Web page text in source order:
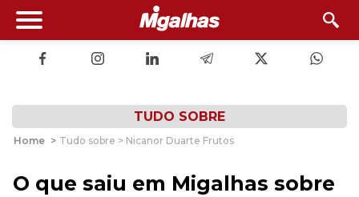
TUDO SOBRE
Home > Tudo sobre > Nicanor Duarte Frutos
O que saiu em Migalhas sobre